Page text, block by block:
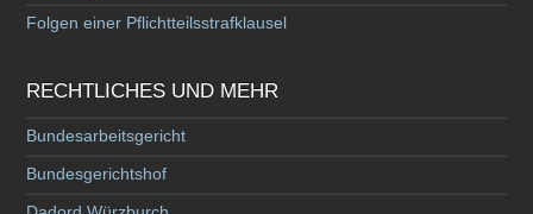
Folgen einer Pflichtteilsstrafklausel
RECHTLICHES UND MEHR
Bundesarbeitsgericht
Bundesgerichtshof